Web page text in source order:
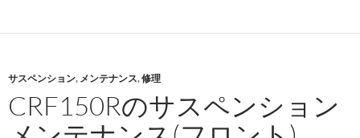
サスペンション, メンテナンス,修理
CRF150Rのサスペンション